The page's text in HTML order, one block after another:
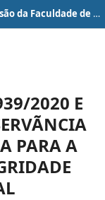
Revista de Iniciação Científica e Extensão da Faculdade de Direito de Franca
2020 E
PARA A